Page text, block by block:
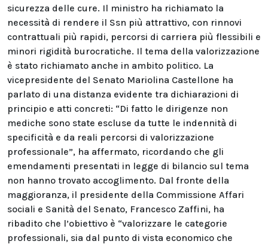
sicurezza delle cure. Il ministro ha richiamato la
necessità di rendere il Ssn più attrattivo, con rinnovi
contrattuali più rapidi, percorsi di carriera più flessibili e
minori rigidità burocratiche. Il tema della valorizzazione
è stato richiamato anche in ambito politico. La
vicepresidente del Senato Mariolina Castellone ha
parlato di una distanza evidente tra dichiarazioni di
principio e atti concreti: “Di fatto le dirigenze non
mediche sono state escluse da tutte le indennità di
specificità e da reali percorsi di valorizzazione
professionale”, ha affermato, ricordando che gli
emendamenti presentati in legge di bilancio sul tema
non hanno trovato accoglimento. Dal fronte della
maggioranza, il presidente della Commissione Affari
sociali e Sanità del Senato, Francesco Zaffini, ha
ribadito che l’obiettivo è “valorizzare le categorie
professionali, sia dal punto di vista economico che